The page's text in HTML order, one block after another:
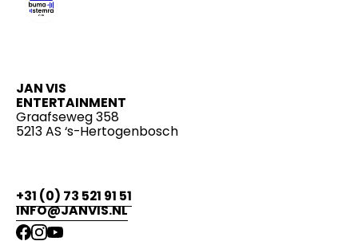
JAN VIS
ENTERTAINMENT
Graafseweg 358
5213 AS ‘s-Hertogenbosch
+31 (0) 73 521 91 51
INFO@JANVIS.NL